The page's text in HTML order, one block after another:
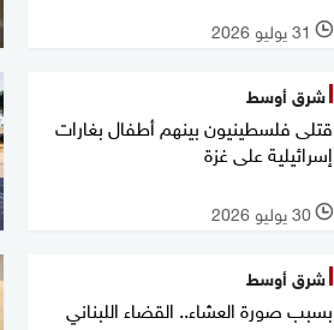
l 31 يوليو 2026
شرق أوسط
قتلى فلسطينيون بينهم أطفال بغارات
إسرائيلية على غزة
l 30 يوليو 2026
شرق أوسط
بسبب صورة العشاء.. القضاء اللبناني